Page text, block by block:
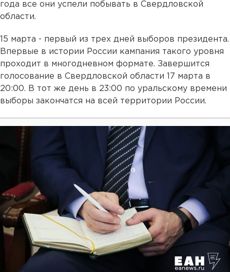
года все они успели побывать в Свердловской
области.
15 марта - первый из трех дней выборов президента.
Впервые в истории России кампания такого уровня
проходит в многодневном формате. Завершится
голосование в Свердловской области 17 марта в
20:00. В тот же день в 23:00 по уральскому времени
выборы закончатся на всей территории России.